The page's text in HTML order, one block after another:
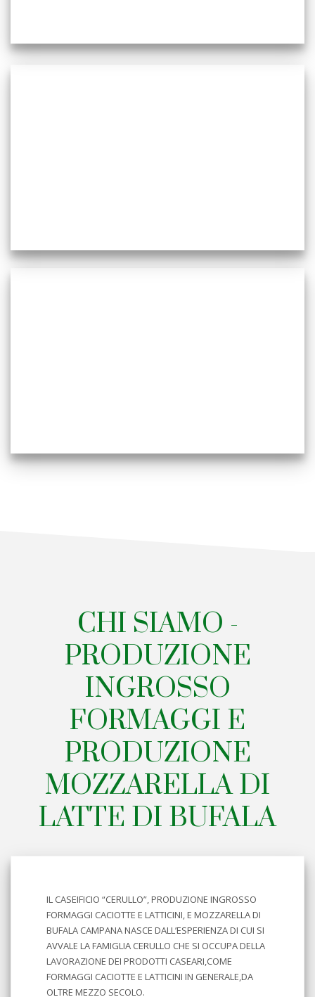
CHI SIAMO -
PRODUZIONE
INGROSSO
FORMAGGI E
PRODUZIONE
MOZZARELLA DI
LATTE DI BUFALA
IL CASEIFICIO “CERULLO”, PRODUZIONE INGROSSO
FORMAGGI CACIOTTE E LATTICINI, E MOZZARELLA DI
BUFALA CAMPANA NASCE DALL’ESPERIENZA DI CUI SI
AVVALE LA FAMIGLIA CERULLO CHE SI OCCUPA DELLA
LAVORAZIONE DEI PRODOTTI CASEARI,COME
FORMAGGI CACIOTTE E LATTICINI IN GENERALE,DA
OLTRE MEZZO SECOLO.